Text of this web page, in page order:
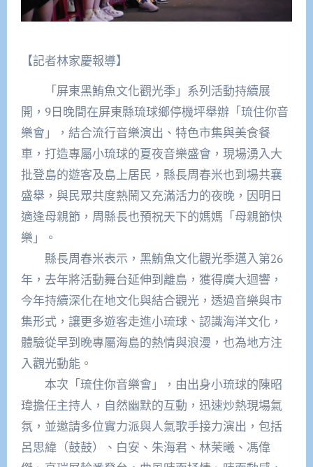
【記者林家慶報導】
「屏東黑鮪魚文化觀光季」系列活動持續展
開，9日晚間在屏東縣琉球鄉停機坪舉辦「琉住你音
樂會」，結合流行音樂演出、特色市集與美食餐
車，打造專屬小琉球的夏夜音樂盛會，現場湧入大
批登島的遊客及島上居民，縣長周春米也到場共襄
盛舉，與民眾共度熱鬧又充滿活力的夜晚，因明日
適逢母親節，周縣長也預祝天下的媽媽「母親節快
樂」。
縣長周春米表示，黑鮪魚文化觀光季邁入第26
年，去年將活動舞台延伸到離島，獲得廣大迴響，
今年持續深化在地文化與結合觀光，透過音樂與市
集形式，讓更多遊客走進小琉球、認識海洋文化，
體驗從早到晚專屬海島的熱情與浪漫，也為地方注
入觀光動能。
本次「琉住你音樂會」，由出身小琉球的陳昭
瑋擔任主持人，自然幽默的互動，迅速炒熱現場氣
氛，並邀請多位實力派與人氣歌手接力演出，包括
呂思緯（鼓鼓）、白安、朱海君、林茉曦、馮偉